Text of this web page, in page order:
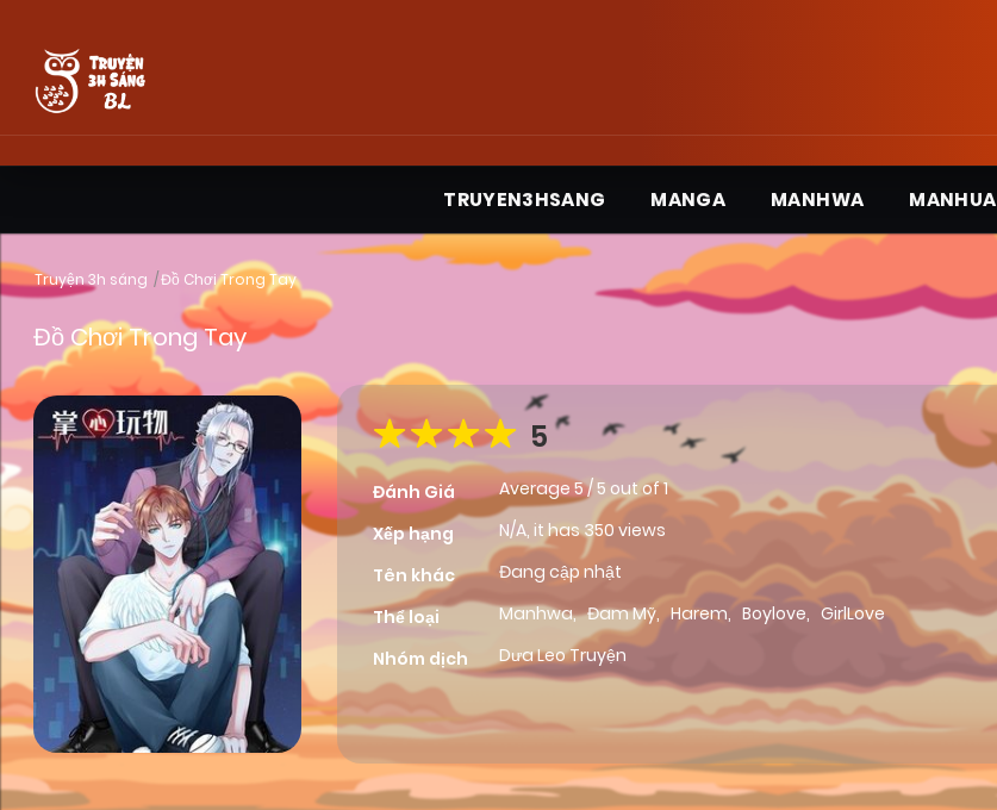
TRUYEN3HSANG MANGA MANHWA MANHUA
Truyện 3h sáng Đồ Chơi Trong Tay
Đồ Chơi Trong Tay
5
Đánh Giá Average 5/ 5 out of1
Xếp hạng
N/A, it has 350 views
Tên khác
Đang cập nhật
Thể loại
Manhwa, Đam Mỹ, Harem, Boylove, GirlLove
Nhóm dịch
Dưa Leo Truyện